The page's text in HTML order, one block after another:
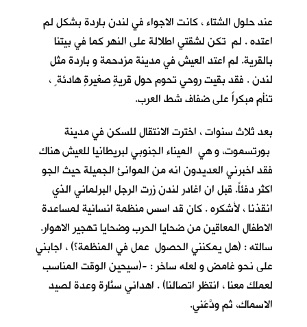
عند حلول الشتاء ، كانت الاجواء في لندن باردة بشكل لم
اعتده . لم تكن لشقتي اطلالة على النهر كما في بيتنا
بالقرية. لم اعتد العيش في مدينة مزدحمة و باردة مثل
لندن . فقد بقيت روحي تحوم حول قريةٍ صغيرةٍ هادئة ٍ ،
تنأم مبكراً على ضفاف شط العرب.
بعد ثلاث سنوات ، اخترت الانتقال للسكن في مدينة
بورتسموت، و هي الميناء الجنوبي لبريطانيا للعيش هناك
فقد اخبرني العديدون انه من الموانئ الجميلة حيث الجو
اكثر دفئاً. قبل ان اغادر لندن زرت الرجل البرلماني الذي
انقذنا ، لأشكره . كان قد اسس منظمة انسانية لمساعدة
الاطفال المعاقين من ضحايا الحرب وضحايا تهجير الاهوار.
سالته : (هل يمكنني الحصول عمل في المنظمة؟) ، اجابني
على نحو غامض و لعله ساخر : -(سيحين الوقت المناسب
لعملك معنا ، انتظر اتصالنا) . اهداني سنَّارة وعدة لصيد
الاسماك، ثم ودَّعَني.